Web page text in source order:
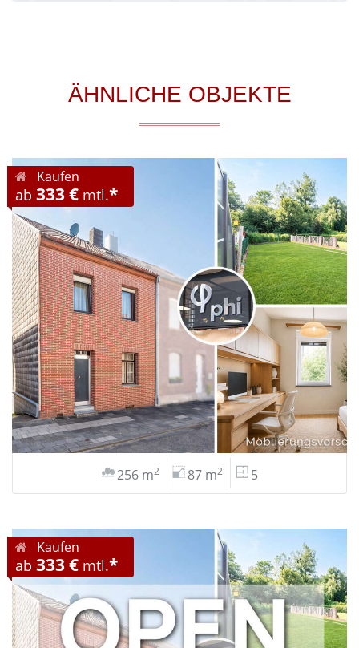
ÄHNLICHE OBJEKTE
Kaufen
ab 333 € mtl.*
256 m2 87 m2 5
Kaufen
ab 333 € mtl.*